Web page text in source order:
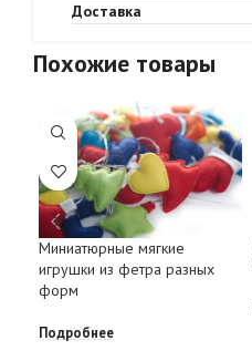
Доставка
Похожие товары
Миниатюрные мягкие
игрушки из фетра разных
форм
Подробнее